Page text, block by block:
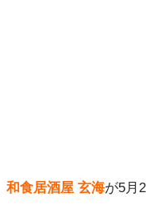
和食居酒屋 玄海が5月